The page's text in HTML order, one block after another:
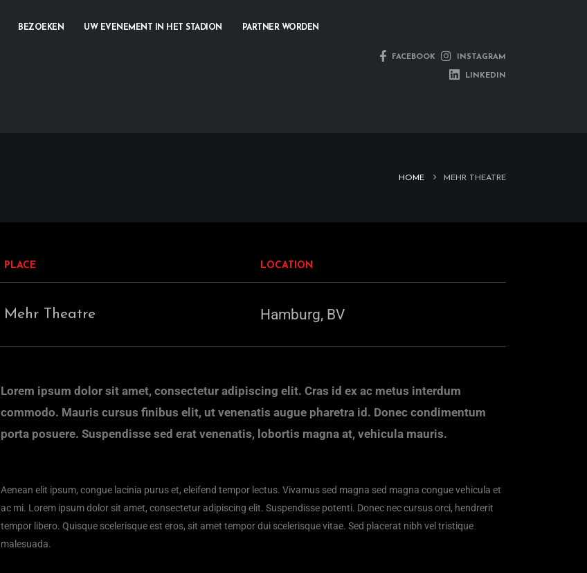
BEZOEKEN UW EVENEMENT IN HET STADION PARTNER WORDEN
FACEBOOK INSTAGRAM
LINKEDIN
HOME MEHR THEATRE
PLACE LOCATION
Mehr Theatre Hamburg, BV
Lorem ipsum dolor sit amet, consectetur adipiscing elit. Cras id ex ac metus interdum
commodo. Mauris cursus finibus elit, ut venenatis augue pharetra id. Donec condimentum
porta posuere. Suspendisse sed erat venenatis, lobortis magna at, vehicula mauris.
Aenean elit ipsum, congue lacinia purus et, eleifend tempor lectus. Vivamus sed magna sed magna congue vehicula et
ac mi. Lorem ipsum dolor sit amet, consectetur adipiscing elit. Suspendisse potenti. Donec nec cursus orci, hendrerit
tempor libero. Quisque scelerisque est eros, sit amet tempor dui scelerisque vitae. Sed placerat nibh vel tristique
malesuada.